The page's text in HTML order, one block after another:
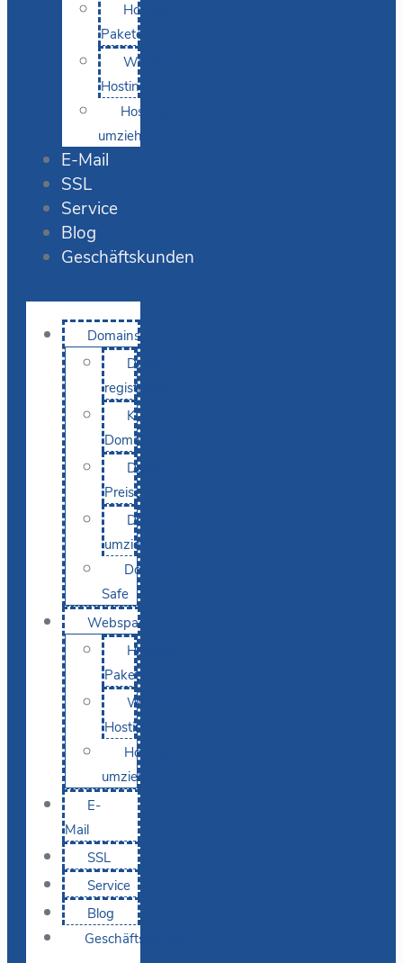
Hosting-
Pakete
WordPress
Hosting
Hosting
umziehen
E-Mail
SSL
Service
Blog
Geschäftskunden
Domains
Domain
registrieren
KI-
Domainsuche
Domain-
Preise
Domain
umziehen
Domain-
Safe
Webspace
Hosting-
Pakete
WordPress
Hosting
Hosting
umziehen
E-
Mail
SSL
Service
Blog
Geschäftskunden